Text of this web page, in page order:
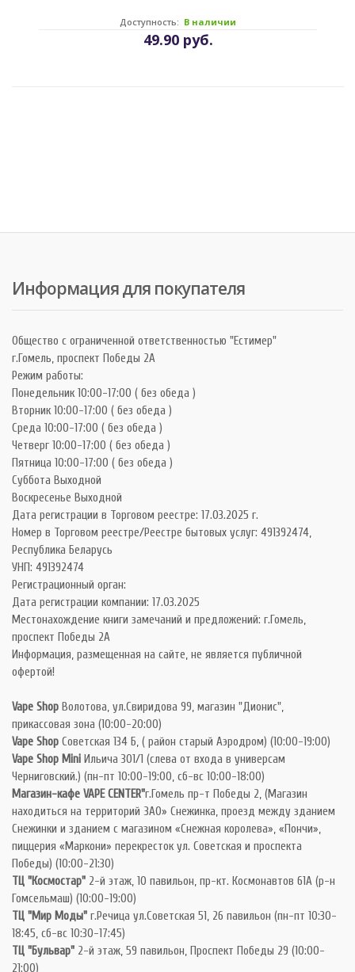
49.90 руб.
Доступность: В наличии
Информация для покупателя
Общество с ограниченной ответственностью "Естимер"
г.Гомель, проспект Победы 2А
Режим работы:
Понедельник 10:00-17:00 ( без обеда )
Вторник 10:00-17:00 ( без обеда )
Среда 10:00-17:00 ( без обеда )
Четверг 10:00-17:00 ( без обеда )
Пятница 10:00-17:00 ( без обеда )
Суббота Выходной
Воскресенье Выходной
Дата регистрации в Торговом реестре: 17.03.2025 г.
Номер в Торговом реестре/Реестре бытовых услуг: 491392474,
Республика Беларусь
УНП: 491392474
Регистрационный орган:
Дата регистрации компании: 17.03.2025
Местонахождение книги замечаний и предложений: г.Гомель,
проспект Победы 2А
Информация, размещенная на сайте, не является публичной
офертой!
Vape Shop Волотова, ул.Свиридова 99, магазин "Дионис",
прикассовая зона (10:00-20:00)
Vape Shop Советская 134 Б, ( район старый Аэродром) (10:00-19:00)
Vape Shop Mini Ильича 301/1 (слева от входа в универсам
Черниговский.) (пн-пт 10:00-19:00, сб-вс 10:00-18:00)
Магазин-кафе VAPE CENTER"г.Гомель пр-т Победы 2, (Магазин
находиться на территорий ЗАО» Снежинка, проезд между зданием
Снежинки и зданием с магазином «Снежная королева», «Пончи»,
пиццерия «Маркони» перекресток ул. Советская и проспекта
Победы) (10:00-21:30)
ТЦ "Космостар" 2-й этаж, 10 павильон, пр-кт. Космонавтов 61А (р-н
Гомсельмаш) (10:00-19:00)
ТЦ "Мир Моды" г.Речица ул.Советская 51, 26 павильон (пн-пт 10:30-
18:45, сб-вс 10:30-17:45)
ТЦ "Бульвар" 2-й этаж, 59 павильон, Проспект Победы 29 (10:00-
21:00)